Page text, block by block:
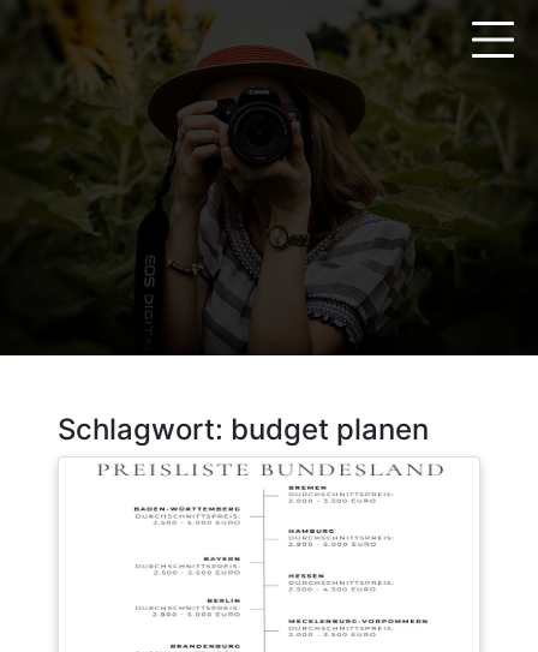
springen
Schlagwort: budget planen